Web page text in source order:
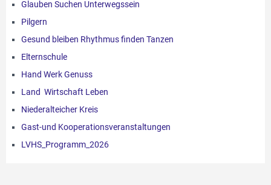
Glauben Suchen Unterwegssein
Pilgern
Gesund bleiben Rhythmus finden Tanzen
Elternschule
Hand Werk Genuss
Land Wirtschaft Leben
Niederalteicher Kreis
Gast-und Kooperationsveranstaltungen
LVHS_Programm_2026